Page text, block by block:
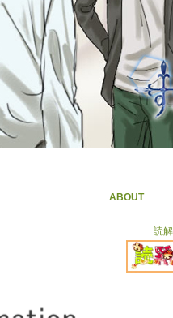
ABOUT
読